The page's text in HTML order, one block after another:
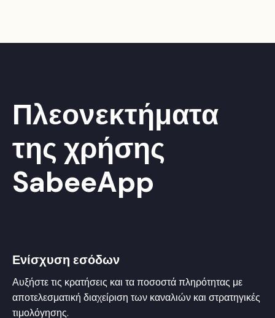
Πλεονεκτήματα
της χρήσης
SabeeApp
Ενίσχυση εσόδων
Αυξήστε τις κρατήσεις και τα ποσοστά πληρότητας με
αποτελεσματική διαχείριση των καναλιών και στρατηγικές
τιμολόγησης.